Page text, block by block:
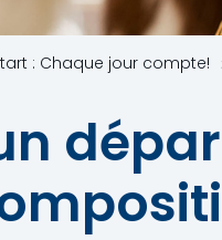
: Chaque jour compte!